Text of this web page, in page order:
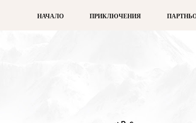
НАЧАЛО ПРИКЛЮЧЕНИЯ